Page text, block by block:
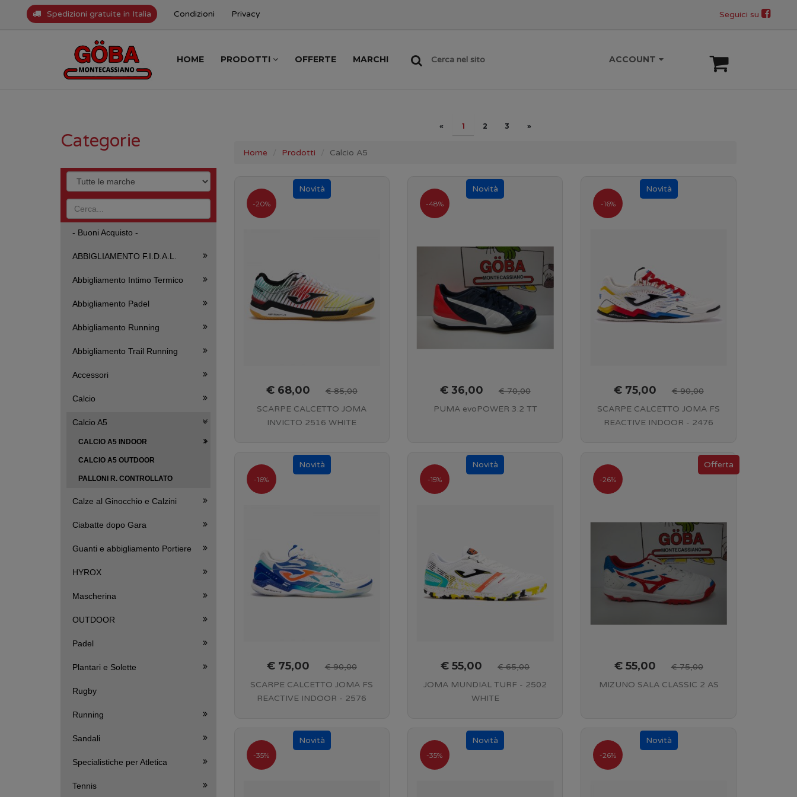
Spedizioni gratuite in Italia Condizioni Privacy Seguici su
HOME PRODOTTI OFFERTE MARCHI Cerca nel sito ACCOUNT
« 1 2 3 »
Home Prodotti Calcio A5
-20%
€ 68,00
€ 85,00
SCARPE CALCETTO JOMA
INVICTO 2516 WHITE
-48%
€ 36,00
€ 70,00
PUMA evoPOWER 3.2 TT
-16%
€ 75,00
€ 90,00
SCARPE CALCETTO JOMA FS
REACTIVE INDOOR - 2476
-16%
€ 75,00
€ 90,00
SCARPE CALCETTO JOMA FS
REACTIVE INDOOR - 2576
-15%
€ 55,00
€ 65,00
JOMA MUNDIAL TURF - 2502
WHITE
-26%
€ 55,00
€ 75,00
MIZUNO SALA CLASSIC 2 AS
-35% -35% -26%
Categorie
- Buoni Acquisto -
ABBIGLIAMENTO F.I.D.A.L.
Abbigliamento Intimo Termico
Abbigliamento Padel
Abbigliamento Running
Abbigliamento Trail Running
Accessori
Calcio
Calcio A5
CALCIO A5 INDOOR
CALCIO A5 OUTDOOR
PALLONI R. CONTROLLATO
Calze al Ginocchio e Calzini
Ciabatte dopo Gara
Guanti e abbigliamento Portiere
HYROX
Mascherina
OUTDOOR
Padel
Plantari e Solette
Rugby
Running
Sandali
Specialistiche per Atletica
Tennis